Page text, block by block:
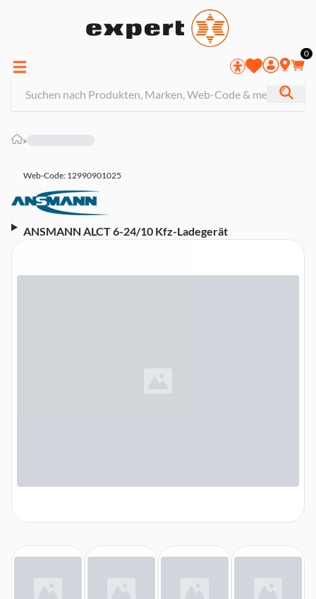
0
»
Web-Code: 12990901025
ANSMANN ALCT 6-24/10 Kfz-Ladegerät